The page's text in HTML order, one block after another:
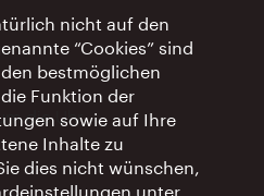
die Uhr
nicht auf den
“Cookies” sind
bestmöglichen
Funktion der
sowie auf Ihre
Inhalte zu
dies nicht wünschen,
unter